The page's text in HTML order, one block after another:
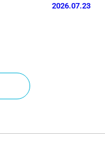
2026.07.23